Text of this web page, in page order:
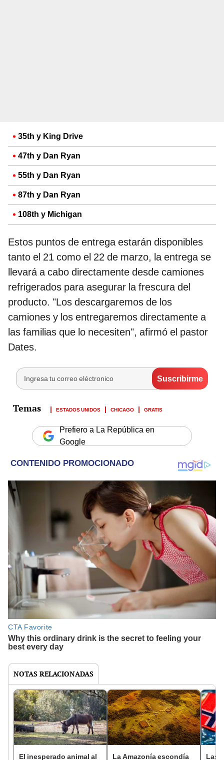
35th y King Drive
47th y Dan Ryan
55th y Dan Ryan
87th y Dan Ryan
108th y Michigan
Estos puntos de entrega estarán disponibles
tanto el 21 como el 22 de marzo, la entrega se
llevará a cabo directamente desde camiones
refrigerados para asegurar la frescura del
producto. "Los descargaremos de los
camiones y los entregaremos directamente a
las familias que lo necesiten", afirmó el pastor
Dates.
ESTADOS UNIDOS CHICAGO GRATIS
Prefiero a La República en
Google
NOTAS RELACIONADAS
El inesperado animal al
La Amazonía escondía
Las